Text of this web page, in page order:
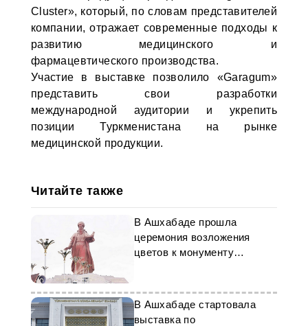
Cluster», который, по словам представителей
компании, отражает современные подходы к
развитию медицинского и
фармацевтического производства.
Участие в выставке позволило «Garagum»
представить свои разработки
международной аудитории и укрепить
позиции Туркменистана на рынке
медицинской продукции.
Читайте также
В Ашхабаде прошла
церемония возложения
цветов к монументу
В Ашхабаде стартовала
выставка по